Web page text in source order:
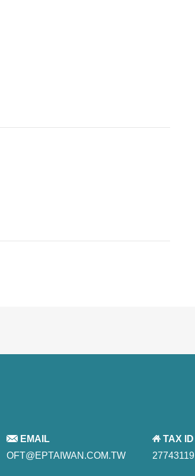
EMAIL
OFT@EPTAIWAN.COM.TW
TAX ID
27743119